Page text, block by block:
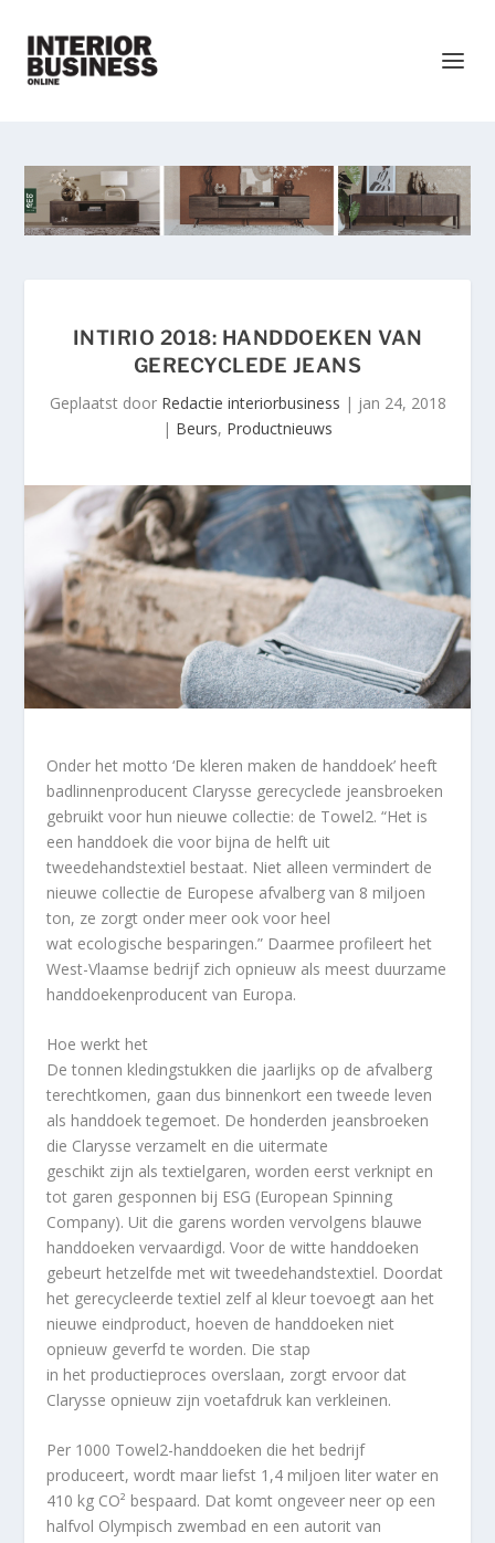
INTIRIO 2018: HANDDOEKEN VAN
GERECYCLEDE JEANS
Geplaatst door Redactie interiorbusiness | jan 24, 2018
| Beurs, Productnieuws
Onder het motto ‘De kleren maken de handdoek’ heeft
badlinnenproducent Clarysse gerecyclede jeansbroeken
gebruikt voor hun nieuwe collectie: de Towel2. “Het is
een handdoek die voor bijna de helft uit
tweedehandstextiel bestaat. Niet alleen vermindert de
nieuwe collectie de Europese afvalberg van 8 miljoen
ton, ze zorgt onder meer ook voor heel
wat ecologische besparingen.” Daarmee profileert het
West-Vlaamse bedrijf zich opnieuw als meest duurzame
handdoekenproducent van Europa.
Hoe werkt het
De tonnen kledingstukken die jaarlijks op de afvalberg
terechtkomen, gaan dus binnenkort een tweede leven
als handdoek tegemoet. De honderden jeansbroeken
die Clarysse verzamelt en die uitermate
geschikt zijn als textielgaren, worden eerst verknipt en
tot garen gesponnen bij ESG (European Spinning
Company). Uit die garens worden vervolgens blauwe
handdoeken vervaardigd. Voor de witte handdoeken
gebeurt hetzelfde met wit tweedehandstextiel. Doordat
het gerecycleerde textiel zelf al kleur toevoegt aan het
nieuwe eindproduct, hoeven de handdoeken niet
opnieuw geverfd te worden. Die stap
in het productieproces overslaan, zorgt ervoor dat
Clarysse opnieuw zijn voetafdruk kan verkleinen.
Per 1000 Towel2-handdoeken die het bedrijf
produceert, wordt maar liefst 1,4 miljoen liter water en
410 kg CO² bespaard. Dat komt ongeveer neer op een
halfvol Olympisch zwembad en een autorit van